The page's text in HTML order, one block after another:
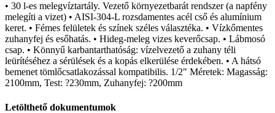
• 30 l-es melegvíztartály. Vezető környezetbarát rendszer (a napfény
melegíti a vizet) • AISI-304-L rozsdamentes acél cső és alumínium
keret. • Fémes felületek és színek széles választéka. • Vízkőmentes
zuhanyfej és esőhatás. • Hideg-meleg vizes keverőcsap. • Lábmosó
csap. • Könnyű karbantarthatóság: vízelvezető a zuhany téli
leürítéséhez a sérülések és a kopás elkerülése érdekében. • A hátsó
bemenet tömlőcsatlakozással kompatibilis. 1/2" Méretek: Magasság:
2100mm, Test: ?230mm, Zuhanyfej: ?200mm
Letölthető dokumentumok